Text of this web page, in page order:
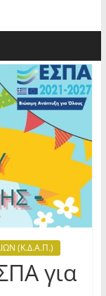
(Κ.Δ.Α.Π.)
για